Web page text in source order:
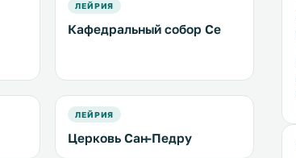
ЛЕЙРИЯ
Кафедральный собор Се
ЛЕЙРИЯ
Церковь Сан-Педру